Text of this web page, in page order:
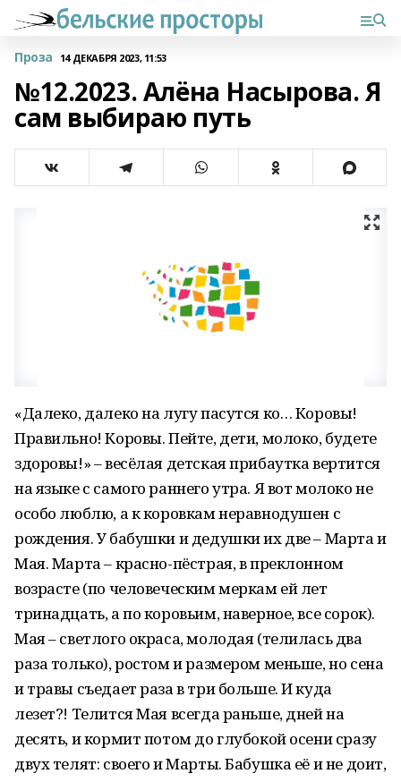
Проза 14 ДЕКАБРЯ 2023, 11:53
№12.2023. Алёна Насырова. Я
сам выбираю путь
«Далеко, далеко на лугу пасутся ко… Коровы!
Правильно! Коровы. Пейте, дети, молоко, будете
здоровы!» – весёлая детская прибаутка вертится
на языке с самого раннего утра. Я вот молоко не
особо люблю, а к коровкам неравнодушен с
рождения. У бабушки и дедушки их две – Марта и
Мая. Марта – красно-пёстрая, в преклонном
возрасте (по человеческим меркам ей лет
тринадцать, а по коровьим, наверное, все сорок).
Мая – светлого окраса, молодая (телилась два
раза только), ростом и размером меньше, но сена
и травы съедает раза в три больше. И куда
лезет?! Телится Мая всегда раньше, дней на
десять, и кормит потом до глубокой осени сразу
двух телят: своего и Марты. Бабушка её и не доит,